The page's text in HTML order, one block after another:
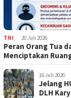
TNI, 20 Juli 2026
Peran Orang Tua
Menciptakan
16 Juli 2026
Jelang
DLH